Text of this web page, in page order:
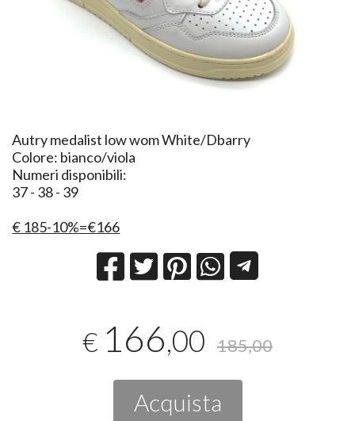
​Autry medalist low wom White/Dbarry
Colore: bianco/viola
Numeri disponibili:
37 - 38 - 39
€ 185-10%=€166
€ 166,00 185,00
Acquista